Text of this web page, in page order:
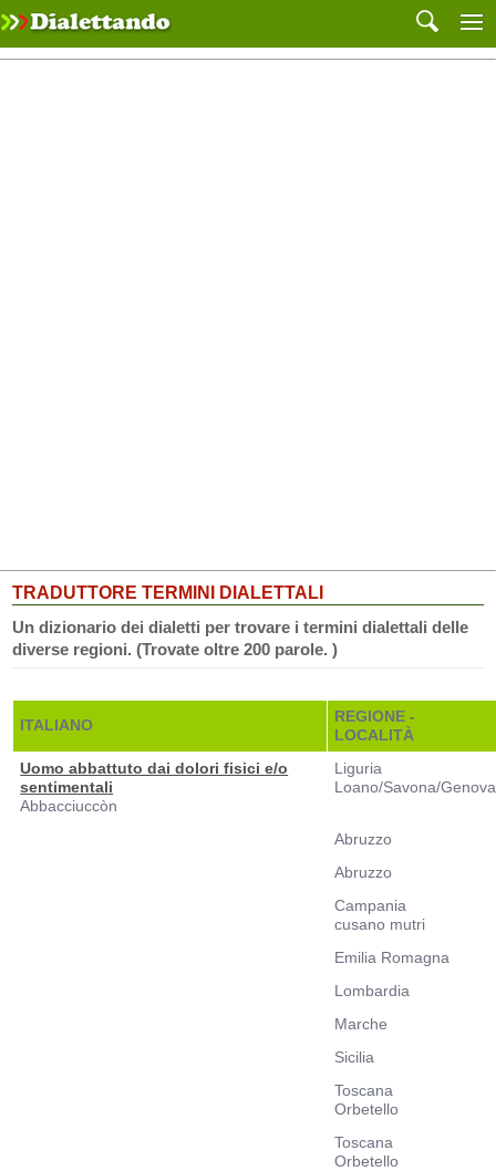
TRADUTTORE TERMINI DIALETTALI
Un dizionario dei dialetti per trovare i termini dialettali delle
diverse regioni. (Trovate oltre 200 parole. )
ITALIANO
REGIONE -
LOCALITÀ
Uomo abbattuto dai dolori fisici e/o
sentimentali
Abbacciuccòn
Liguria
Loano/Savona/Genova
Abruzzo
Abruzzo
Campania
cusano mutri
Emilia Romagna
Lombardia
Marche
Sicilia
Toscana
Orbetello
Toscana
Orbetello